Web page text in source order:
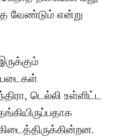
வேண்டும் என்று
டெல்லி உள்ளிட்ட